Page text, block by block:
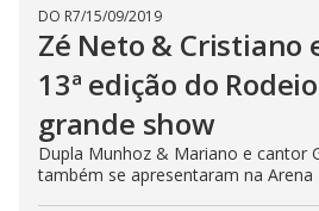
DO R7/15/09/2019
Zé Neto & Cristiano
13ª edição do
grande show
Dupla Munhoz & Mariano e cantor
também se apresentaram na Arena